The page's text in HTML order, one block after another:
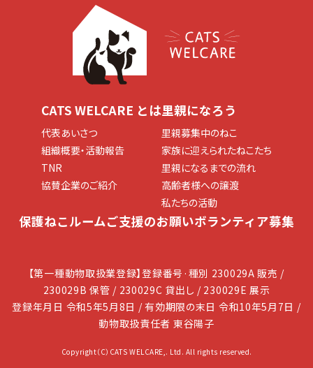
CATS WELCARE とは
代表あいさつ
組織概要・活動報告
TNR
協賛企業のご紹介
里親になろう
里親募集中のねこ
家族に迎えられたねこたち
里親になるまでの流れ
高齢者様への譲渡
私たちの活動
保護ねこルームご支援のお願いボランティア募集
【第一種動物取扱業登録】登録番号·種別 230029A 販売 /
230029B 保管 / 230029C 貸出し / 230029E 展示
登録年月日 令和5年5月8日 / 有効期限の末日 令和10年5月7日 /
動物取扱責任者 東谷陽子​​
Copyright（C）CATS WELCARE,. Ltd. All rights reserved.